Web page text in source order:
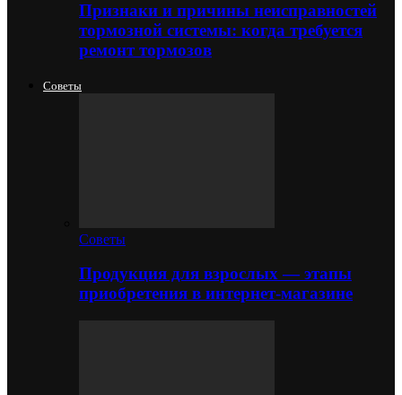
Признаки и причины неисправностей
тормозной системы: когда требуется
ремонт тормозов
Советы
Советы
Продукция для взрослых — этапы
приобретения в интернет-магазине